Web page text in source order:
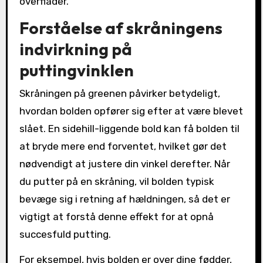
Forståelse af skråningens
indvirkning på
puttingvinklen
Skråningen på greenen påvirker betydeligt,
hvordan bolden opfører sig efter at være blevet
slået. En sidehill-liggende bold kan få bolden til
at bryde mere end forventet, hvilket gør det
nødvendigt at justere din vinkel derefter. Når
du putter på en skråning, vil bolden typisk
bevæge sig i retning af hældningen, så det er
vigtigt at forstå denne effekt for at opnå
succesfuld putting.
For eksempel, hvis bolden er over dine fødder,